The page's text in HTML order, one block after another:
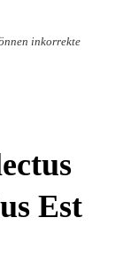
inkorrekte
Est